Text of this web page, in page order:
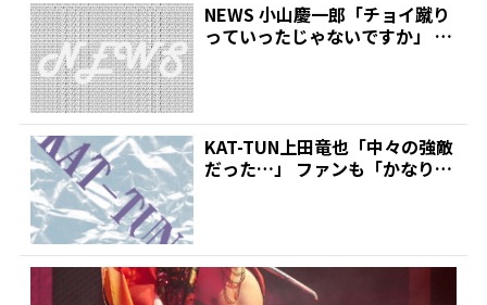
NEWS 小山慶一郎「チョイ蹴り
っていったじゃないですか」 上
KAT-TUN上田竜也「中々の強敵
だった…」 ファンも「かなりデ